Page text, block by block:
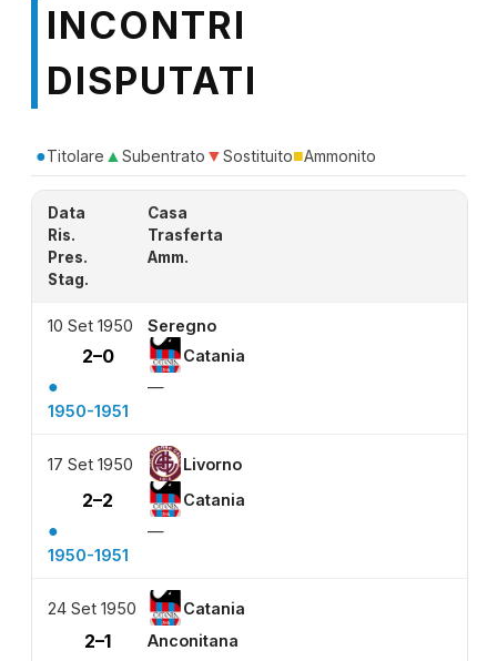
INCONTRI
DISPUTATI
●Titolare ▲Subentrato ▼Sostituito■Ammonito
Data
Casa
Ris.
Trasferta
Pres.
Amm.
Stag.
10 Set 1950 Seregno
2–0 Catania
●
—
1950-1951
17 Set 1950 Livorno
2–2 Catania
●
—
1950-1951
24 Set 1950 Catania
2–1 Anconitana